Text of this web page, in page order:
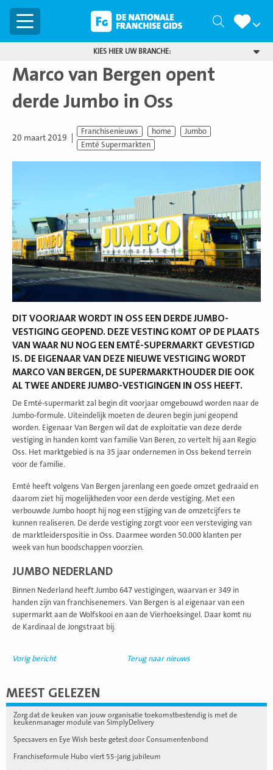
Menu Zoeken
KIES HIER UW BRANCHE:
Marco van Bergen opent
derde Jumbo in Oss
20 maart 2019
Franchisenieuws home
Jumbo
Emté Supermarkten
DIT VOORJAAR WORDT IN OSS EEN DERDE JUMBO-
VESTIGING GEOPEND. DEZE VESTING KOMT OP DE PLAATS
VAN WAAR NU NOG EEN EMTÉ-SUPERMARKT GEVESTIGD
IS. DE EIGENAAR VAN DEZE NIEUWE VESTIGING WORDT
MARCO VAN BERGEN, DE SUPERMARKTHOUDER DIE OOK
AL TWEE ANDERE JUMBO-VESTIGINGEN IN OSS HEEFT.
De Emté-supermarkt zal begin dit voorjaar omgebouwd worden naar de
Jumbo-formule. Uiteindelijk moeten de deuren begin juni geopend
worden. Eigenaar Van Bergen wil dat de exploitatie van deze derde
vestiging in handen komt van familie Van Beren, zo vertelt hij aan Regio
Oss. Het marktgebied is na 35 jaar ondernemen in Oss bekend terrein
voor de familie.
Emté heeft volgens Van Bergen jarenlang een goede omzet gedraaid en
daarom ziet hij mogelijkheden voor een derde vestiging. Met een
verbouwde Jumbo hoopt hij nog een stijging van de omzetcijfers te
kunnen realiseren. De derde vestiging zorgt voor een versteviging van
de marktleiderspositie in Oss. Daarmee worden 50.000 klanten per
week van hun boodschappen voorzien.
JUMBO NEDERLAND
Binnen Nederland heeft Jumbo 647 vestigingen, waarvan er 349 in
handen zijn van franchisenemers. Van Bergen is al eigenaar van een
supermarkt aan de Wolfskooi en aan de Vierhoeksingel. Daar komt nu
de Kardinaal de Jongstraat bij.
Vorig bericht Terug naar nieuws
MEEST GELEZEN
Zorg dat de keuken van jouw organisatie toekomstbestendig is met de
keukenmanager module van SimplyDelivery
Specsavers en Eye Wish beste getest door Consumentenbond
Franchiseformule Hubo viert 55-jarig jubileum